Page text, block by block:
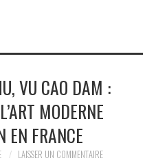
VU CAO DAM :
MODERNE
EN FRANCE
LAISSER UN COMMENTAIRE